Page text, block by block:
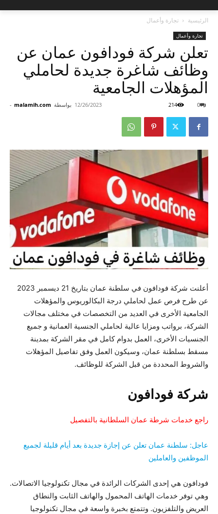
الرئيسية تجارة وأعمال
تجارة وأعمال
تعلن شركة فودافون عمان عن
وظائف شاغرة جديدة لحاملي
المؤهلات الجامعية
بواسطة malamih.com
- 12/26/2023 0
214
أعلنت شركة فودافون في سلطنة عمان بتاريخ 21 ديسمبر 2023
عن طرح فرص عمل لحاملي درجة البكالوريوس والمؤهلات
الجامعية الأخرى في العديد من التخصصات في مختلف مجالات
الشركة، برواتب ومزايا عالية لحاملي الجنسية العمانية و جميع
الجنسيات الأخرى، العمل بدوام كامل في مقر الشركة بمدينة
مسقط بسلطنة عمان، وسيكون العمل وفق تفاصيل المؤهلات
والشروط المحددة من قبل الشركة للوظائف.
شركة فودافون
راجع خدمات شرطة عمان السلطانية بالتفصيل
عاجل: سلطنة عمان تعلن عن إجازة جديدة بعد أيام قليلة لجميع
الموظفين والعاملين
فودافون هي إحدى الشركات الرائدة في مجال تكنولوجيا الاتصالات.
وهي توفر خدمات الهاتف المحمول والهاتف الثابت والنطاق
العريض والتلفزيون. وتتمتع بخبرة واسعة في مجال تكنولوجيا